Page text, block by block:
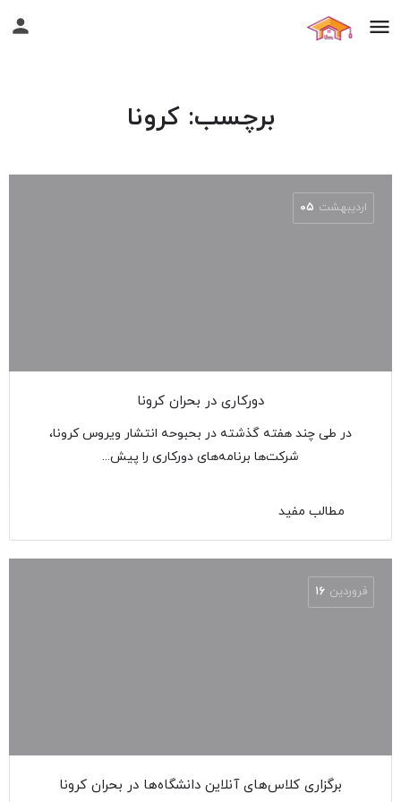
برچسب:کرونا
اردیبهشت ۰۵
دورکاری در بحران کرونا
در طی چند هفته گذشته در بحبوحه انتشار ویروس کرونا،
شرکت‌ها برنامه‌های دورکاری را پیش…
مطالب مفید
فروردین ۱۶
برگزاری کلاس‌های آنلاین دانشگاه‌ها در بحران کرونا